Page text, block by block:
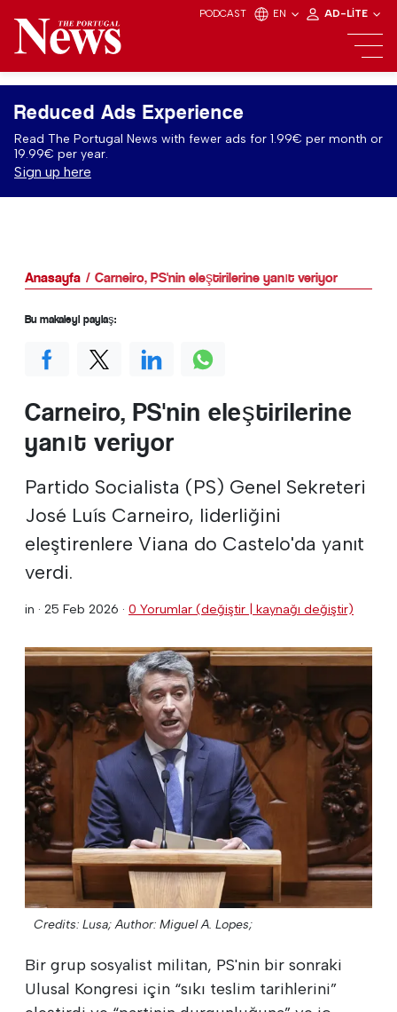
PODCAST EN AD-LITE
Reduced Ads Experience
Read The Portugal News with fewer ads for 1.99€ per month or
19.99€ per year.
Sign up here
Anasayfa Carneiro, PS'nin eleştirilerine yanıt veriyor
Carneiro, PS'nin eleştirilerine
yanıt veriyor
Partido Socialista (PS) Genel Sekreteri
José Luís Carneiro, liderliğini
eleştirenlere Viana do Castelo'da yanıt
verdi.
in · 25 Feb 2026 · 0 Yorumlar (değiştir | kaynağı değiştir)
Credits: Lusa; Author: Miguel A. Lopes;
Bir grup sosyalist militan, PS'nin bir sonraki
Ulusal Kongresi için “sıkı teslim tarihlerini”
Bu makaleyi paylaş: